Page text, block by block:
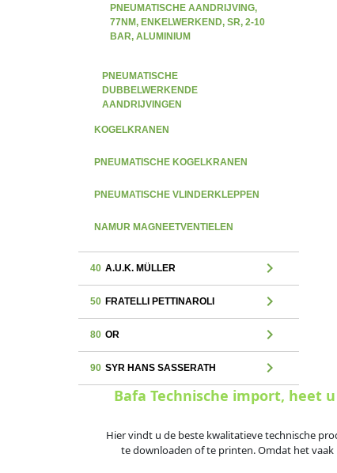
PNEUMATISCHE AANDRIJVING,
77NM, ENKELWERKEND, SR, 2-10
BAR, ALUMINIUM
PNEUMATISCHE
DUBBELWERKENDE
AANDRIJVINGEN
KOGELKRANEN
PNEUMATISCHE KOGELKRANEN
PNEUMATISCHE VLINDERKLEPPEN
NAMUR MAGNEETVENTIELEN
40 A.U.K. MÜLLER chevron_right
50 FRATELLI PETTINAROLI chevron_right
80 OR chevron_right
90 SYR HANS SASSERATH chevron_right
Bafa Technische import, heet
Hier vindt u de beste kwalitatieve technische
te downloaden of te printen. Omdat het vaak